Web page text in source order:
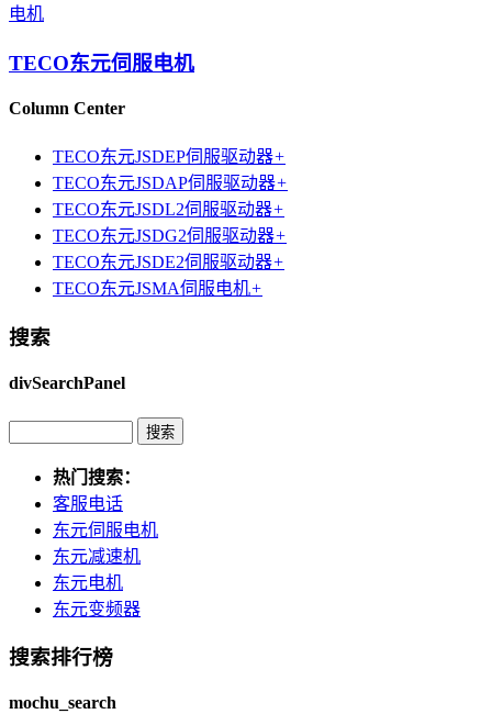
电机
TECO东元伺服电机
Column Center
TECO东元JSDEP伺服驱动器+
TECO东元JSDAP伺服驱动器+
TECO东元JSDL2伺服驱动器+
TECO东元JSDG2伺服驱动器+
TECO东元JSDE2伺服驱动器+
TECO东元JSMA伺服电机+
搜索
divSearchPanel
热门搜索：
客服电话
东元伺服电机
东元减速机
东元电机
东元变频器
搜索排行榜
mochu_search